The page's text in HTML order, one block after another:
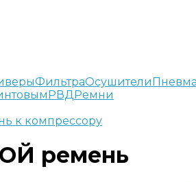
ФильтраОсушители
РВДРемни
к компрессору
ремень